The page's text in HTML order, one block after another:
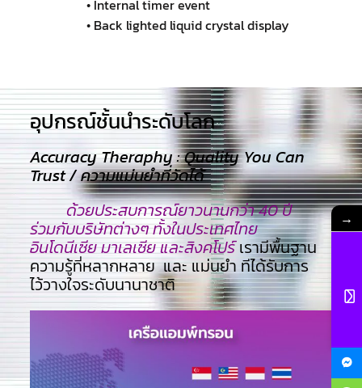
• Internal timer event
• Back lighted liquid crystal display
อุปกรณ์ชั้นนำระดับโลก​
Accuracy Theraphy : Quality You Can
Trust / ความแม่นยำที่วัดได้
ด้วยประสบการณ์ยาวนานกว่า 40 ปี
ร่วมกับบริษัทต่างๆ ทั้งในประเทศไทย
อินโดนีเซีย มาเลเซีย และสิงคโปร์เรามีพื้นฐาน
ความรู้ที่หลากหลาย และ แม่นยำ ทีไ่ด้รับการ
ไว้วางใจระดับนานาชาติ
→